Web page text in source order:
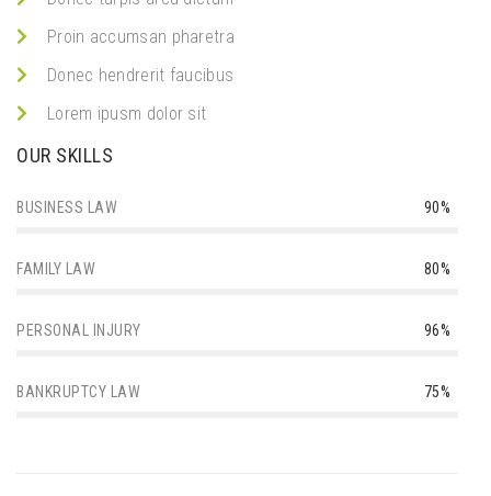
Proin accumsan pharetra
Donec hendrerit faucibus
Lorem ipusm dolor sit
OUR SKILLS
BUSINESS LAW 90%
FAMILY LAW 80%
PERSONAL INJURY 96%
BANKRUPTCY LAW 75%